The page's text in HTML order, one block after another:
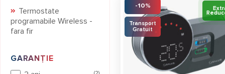
Termostate
programabile Wireless -
fara fir
GARANȚIE
Gama de termostate cu
mereu clienților noștri sunt
acțiuni gospodărești sau de
termostate de ambianță sau
Începând de la prețurile
-10%
Transport
Gratuit